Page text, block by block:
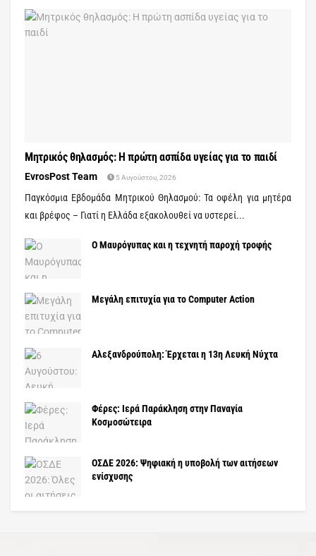
Μητρικός θηλασμός: Η πρώτη ασπίδα υγείας για το παιδί
EvrosPost Team 5 Αυγούστου, 2026
Παγκόσμια Εβδομάδα Μητρικού Θηλασμού: Τα οφέλη για μητέρα
και βρέφος – Γιατί η Ελλάδα εξακολουθεί να υστερεί...
Ο Μαυρόγυπας και η τεχνητή παροχή τροφής
Μεγάλη επιτυχία για το Computer Action
Αλεξανδρούπολη: Έρχεται η 13η Λευκή Νύχτα
Φέρες: Ιερά Παράκληση στην Παναγία
Κοσμοσώτειρα
ΟΣΔΕ 2026: Ψηφιακή η υποβολή των αιτήσεων
ενίσχυσης